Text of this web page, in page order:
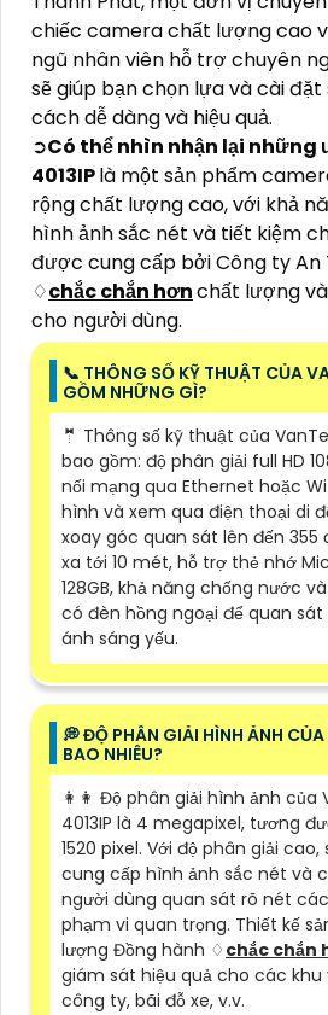
chiếc camera chất lượng cao
ngũ nhân viên hỗ trợ chuyên
sẽ giúp bạn chọn lựa và cài
cách dễ dàng và hiệu quả.
➲Có thể nhìn nhận lại những
4013IPlà một sản phẩm
rộng chất lượng cao, với khả
hình ảnh sắc nét và tiết kiệm
được cung cấp bởi Công ty An
♢chắc chắn hơnchất lượng
cho người dùng.
📞 THÔNG SỐ KỸ THUẬT CỦA
GỒM NHỮNG GÌ?
🤵 Thông số kỹ thuật của
bao gồm: độ phân giải full HD
nối mạng qua Ethernet hoặc
hình và xem qua điện thoại di
xoay góc quan sát lên đến 355
xa tới 10 mét, hỗ trợ thẻ nhớ
128GB, khả năng chống nước
có đèn hồng ngoại để quan sát
ánh sáng yếu.
️💭 ĐỘ PHÂN GIẢI HÌNH ẢNH
BAO NHIÊU?
️👩‍👩 Độ phân giải hình ảnh của
4013IP là 4 megapixel, tương
1520 pixel. Với độ phân giải
cung cấp hình ảnh sắc nét và
người dùng quan sát rõ nét
phạm vi quan trọng. Thiết kế
lượng Đồng hành ♢ chắc chắn
giám sát hiệu quả cho các khu
công ty, bãi đỗ xe, v.v.